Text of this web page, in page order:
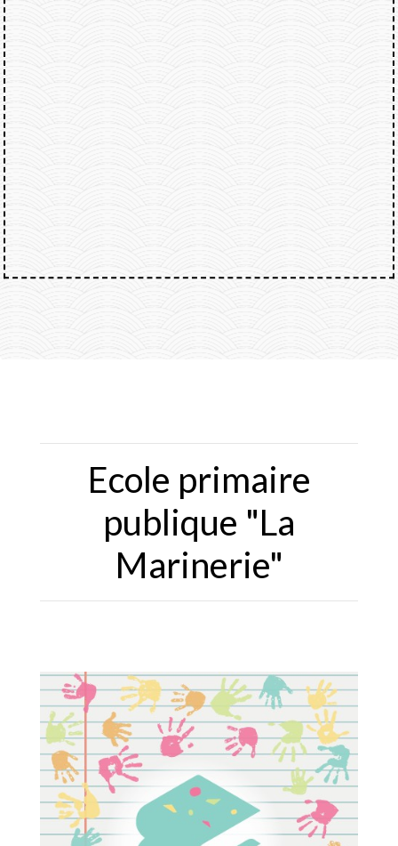
Ecole primaire
publique "La
Marinerie"